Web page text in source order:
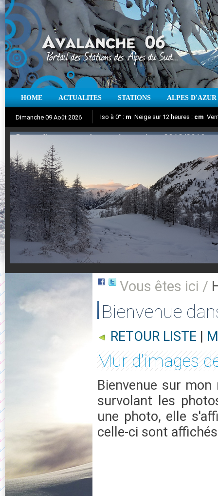
HOME ACTUALITES STATIONS ALPES D'AZUR
Dimanche 09 Août 2026
Aujourd'hui : T° Min :°CT° Max :°C |
Iso à 0° :mNeige sur 12 heures : cm
Dates d'ouverture des stations saison 2018/2019
Vous êtes ici /
Bienvenue
RETOUR LISTE |
Mur d'images
Bienvenue sur
survolant les
une photo, elle
celle-ci sont